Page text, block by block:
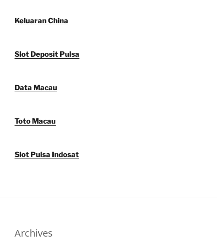
Keluaran China
Slot Deposit Pulsa
Data Macau
Toto Macau
Slot Pulsa Indosat
Archives